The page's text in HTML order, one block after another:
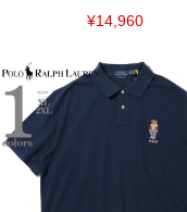
¥14,960